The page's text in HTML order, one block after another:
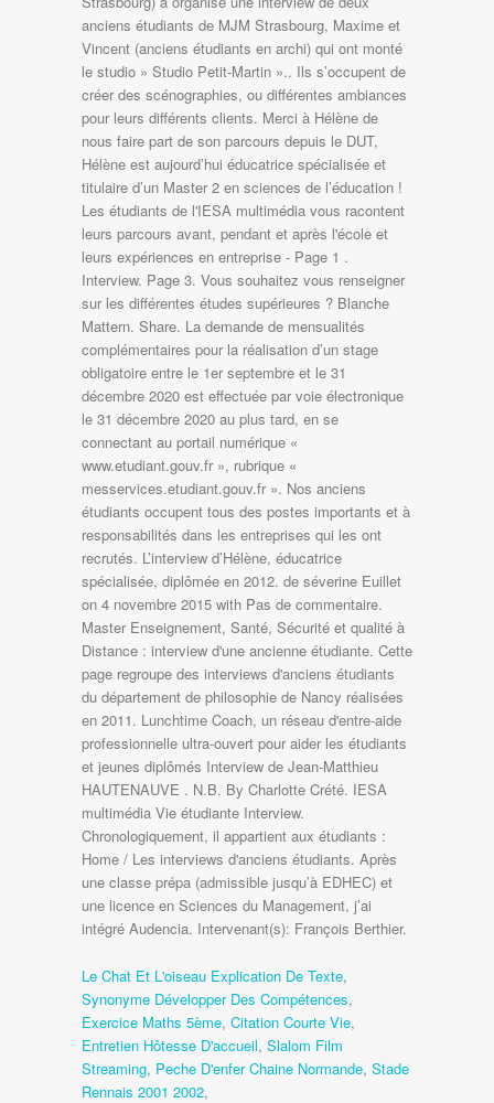
anciens étudiants de MJM Strasbourg, Maxime et
Vincent (anciens étudiants en archi) qui ont monté
le studio » Studio Petit-Martin ».. Ils s’occupent de
créer des scénographies, ou différentes ambiances
pour leurs différents clients. Merci à Hélène de
nous faire part de son parcours depuis le DUT,
Hélène est aujourd’hui éducatrice spécialisée et
titulaire d’un Master 2 en sciences de l’éducation !
Les étudiants de l'IESA multimédia vous racontent
leurs parcours avant, pendant et après l'école et
leurs expériences en entreprise - Page 1 .
Interview. Page 3. Vous souhaitez vous renseigner
sur les différentes études supérieures ? Blanche
Mattern. Share. La demande de mensualités
complémentaires pour la réalisation d’un stage
obligatoire entre le 1er septembre et le 31
décembre 2020 est effectuée par voie électronique
le 31 décembre 2020 au plus tard, en se
connectant au portail numérique «
www.etudiant.gouv.fr », rubrique «
messervices.etudiant.gouv.fr ». Nos anciens
étudiants occupent tous des postes importants et à
responsabilités dans les entreprises qui les ont
recrutés. L’interview d’Hélène, éducatrice
spécialisée, diplômée en 2012. de séverine Euillet
on 4 novembre 2015 with Pas de commentaire.
Master Enseignement, Santé, Sécurité et qualité à
Distance : interview d'une ancienne étudiante. Cette
page regroupe des interviews d'anciens étudiants
du département de philosophie de Nancy réalisées
en 2011. Lunchtime Coach, un réseau d'entre-aide
professionnelle ultra-­ouvert pour aider les étudiants
et jeunes diplômés Interview de Jean-Matthieu
HAUTENAUVE . N.B. By Charlotte Crété. IESA
multimédia Vie étudiante Interview.
Chronologiquement, il appartient aux étudiants :
Home / Les interviews d'anciens étudiants. Après
une classe prépa (admissible jusqu’à EDHEC) et
une licence en Sciences du Management, j’ai
intégré Audencia. Intervenant(s): François Berthier.
Le Chat Et L'oiseau Explication De Texte,
Synonyme Développer Des Compétences,
Exercice Maths 5ème, Citation Courte Vie,
Entretien Hôtesse D'accueil, Slalom Film
Streaming, Peche D'enfer Chaine Normande, Stade
Rennais 2001 2002,